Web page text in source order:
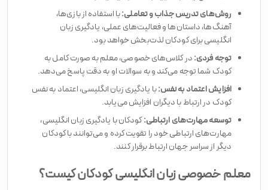
روش‌های تدریس جذاب و تعاملی:با استفاده از بازی‌ها،
آهنگ‌ها، داستان‌ها و فعالیت‌های عملی، یادگیری زبان
انگلیسی برای کودکان لذت‌بخش خواهد بود.
توجه فردی:در کلاس‌های خصوصی، معلم به صورت کامل به
کودک شما توجه می‌کند و به سوالات او به دقت پاسخ می‌دهد.
افزایش اعتماد به نفس:با یادگیری زبان انگلیسی، اعتماد به نفس
کودک در ارتباط با دیگران افزایش می‌یابد.
توسعه مهارت‌های ارتباطی:کودکان با یادگیری زبان انگلیسی،
مهارت‌های ارتباطی خود را تقویت کرده و می‌توانند با کودکان
دیگر از سراسر جهان ارتباط برقرار کنند.
معلم خصوصی زبان انگلیسی کودکان کیست؟